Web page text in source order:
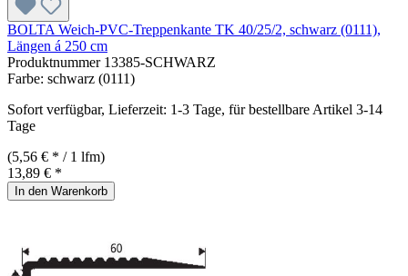
BOLTA Weich-PVC-Treppenkante TK 40/25/2, schwarz (0111),
Längen á 250 cm
Produktnummer 13385-SCHWARZ
Farbe: schwarz (0111)
Sofort verfügbar, Lieferzeit: 1-3 Tage, für bestellbare Artikel 3-14
Tage
(5,56 € * / 1 lfm)
13,89 € *
In den Warenkorb